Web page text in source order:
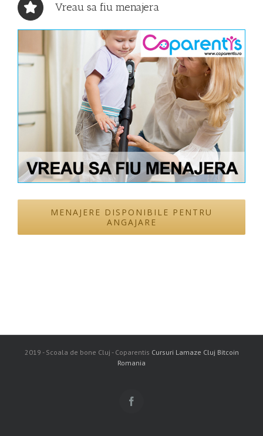
Vreau sa fiu menajera
MENAJERE DISPONIBILE PENTRU
ANGAJARE
2019 - Scoala de bone Cluj - Coparentis Cursuri Lamaze Cluj Bitcoin
Romania